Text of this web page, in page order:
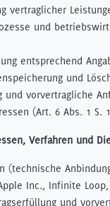
vertraglicher
und
entsprechend
und
und vorvertragliche
(Art. 6 Abs. 1 S.
Verfahren und
(technische
Inc., Infinite Loop,
und